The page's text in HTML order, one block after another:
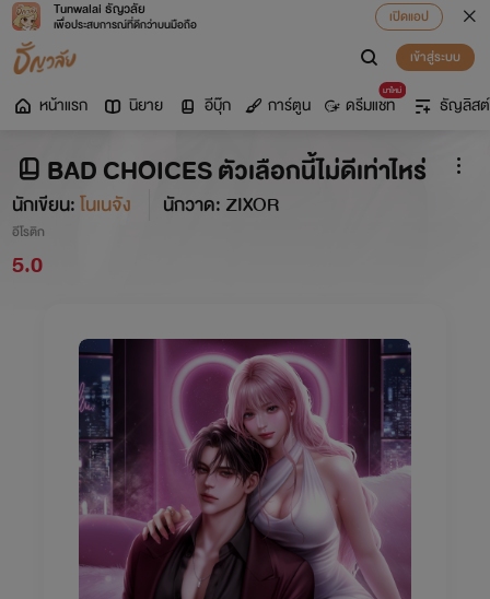
Tunwalai ธัญวลัย
เพื่อประสบการณ์ที่ดีกว่าบนมือถือ
เปิดแอป
เข้าสู่ระบบ
หน้าแรก นิยาย อีบุ๊ก การ์ตูน
มาใหม่
ดรีมแชท ธัญลิสต์
BAD CHOICES ตัวเลือกนี้ไม่ดีเท่าไหร่
นักเขียน:โนเนจัง นักวาด: ZIXOR
อีโรติก
5.0